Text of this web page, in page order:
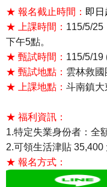
★ 報名截止時間： 即日
★ 上課時間： 115/5/25
下午5點。
★ 甄試時間： 115/5/19
★ 甄試地點： 雲林救
★ 上課地點： 斗南鎮大
★ 福利資訊：
1.特定失業身份者：全
2.可領生活津貼 35,400
★ 報名方式：